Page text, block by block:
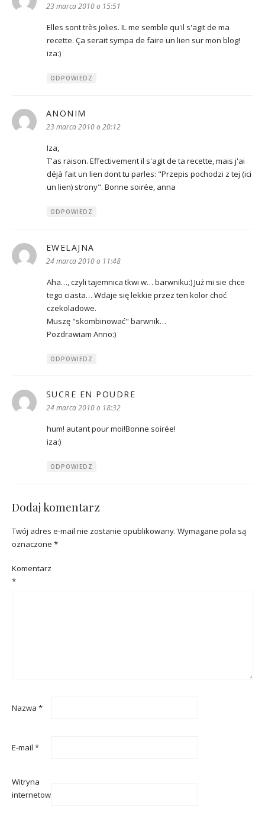
23 marca 2010 o 15:51
Elles sont très jolies. IL me semble qu'il s'agit de ma
recette. Ça serait sympa de faire un lien sur mon blog!
iza:)
ODPOWIEDZ
ANONIM
23 marca 2010 o 20:12
Iza,
T'as raison. Effectivement il s'agit de ta recette, mais j'ai
déjà fait un lien dont tu parles: "Przepis pochodzi z tej (ici
un lien) strony". Bonne soirée, anna
ODPOWIEDZ
EWELAJNA
24 marca 2010 o 11:48
Aha…, czyli tajemnica tkwi w… barwniku:) Już mi sie chce
tego ciasta… Wdaje się lekkie przez ten kolor choć
czekoladowe.
Muszę "skombinować" barwnik…
Pozdrawiam Anno:)
ODPOWIEDZ
SUCRE EN POUDRE
24 marca 2010 o 18:32
hum! autant pour moi!Bonne soirée!
iza:)
ODPOWIEDZ
Dodaj komentarz
Twój adres e-mail nie zostanie opublikowany. Wymagane pola są
oznaczone *
Komentarz
*
Nazwa *
E-mail *
Witryna
internetowa